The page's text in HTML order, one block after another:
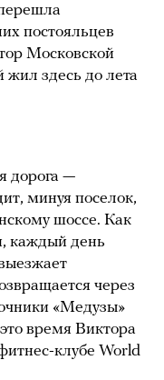
постояльцев
Московской
жил здесь до лета
дорога —
минуя поселок,
шоссе. Как
каждый день
через
«Медузы»
время Виктора
клубе World